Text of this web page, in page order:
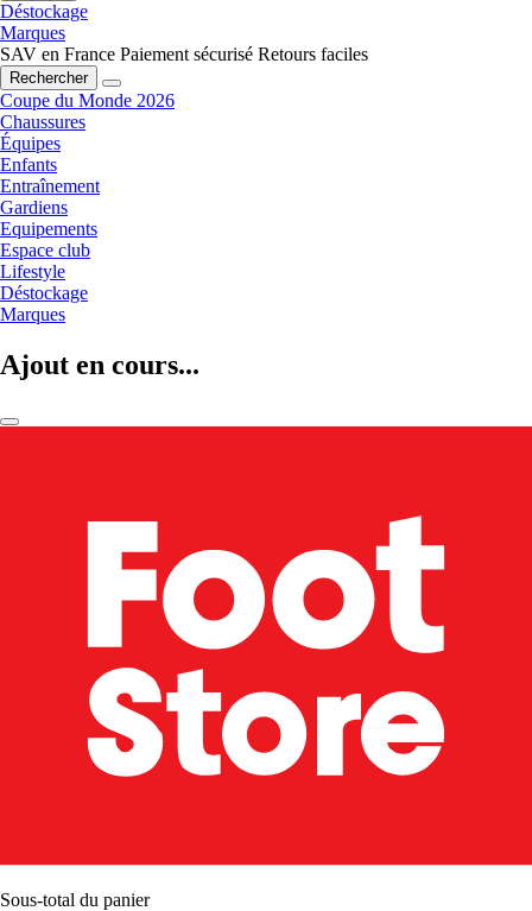
Déstockage
Marques
SAV en France Paiement sécurisé Retours faciles
Rechercher
Coupe du Monde 2026
Chaussures
Équipes
Enfants
Entraînement
Gardiens
Equipements
Espace club
Lifestyle
Déstockage
Marques
Ajout en cours...
Sous-total du panier